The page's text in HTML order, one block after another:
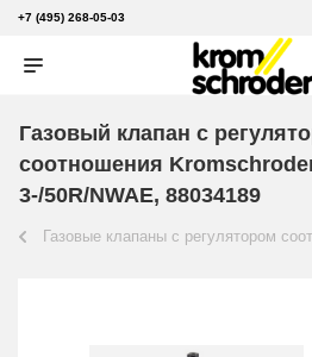
+7 (495) 268-05-03
Газовый клапан с
соотношения
3-/50R/NWAE, 88034189
Газовые клапаны с регулятором